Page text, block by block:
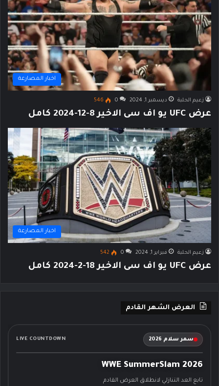
اخبار المصارعة
زعيم الحلبة ديسمبر 1, 2024 0
546
عرض UFC يو اف سى الاخير 8-12-2024 كامل
اخبار المصارعة
زعيم الحلبة فبراير 1, 2024 0
542
عرض UFC يو اف سى الاخير 18-2-2024 كامل
العرض الشهر القادم
سمر سلام 2026 LIVE COUNTDOWN
WWE SummerSlam 2026
تابع العد التنازلي لانطلاق العرض القادم